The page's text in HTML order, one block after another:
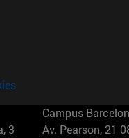
3
Campus
Av. Pearson, 21